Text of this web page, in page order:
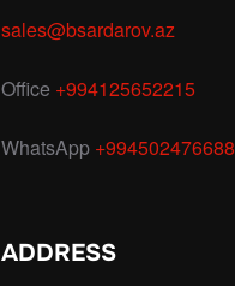
sales@bsardarov.az
Office +994125652215
WhatsApp +994502476688
ADDRESS